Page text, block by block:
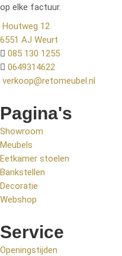
op elke factuur.
Houtweg 12
6551 AJ Weurt
085 130 1255
0649314622
verkoop@retomeubel.nl
Pagina's
Showroom
Meubels
Eetkamer stoelen
Bankstellen
Decoratie
Webshop
Service
Openingstijden